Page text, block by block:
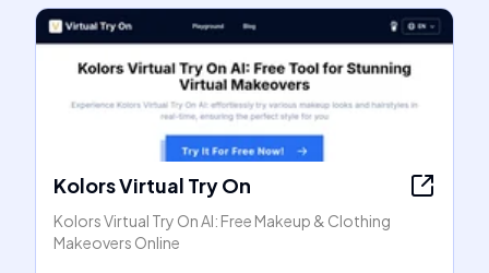
Kolors Virtual Try On
Kolors Virtual Try On AI: Free Makeup & Clothing
Makeovers Online